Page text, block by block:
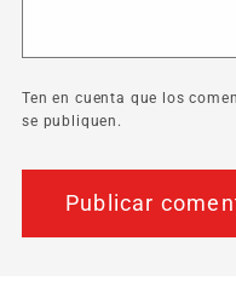
Ten en cuenta que los
se publiquen.